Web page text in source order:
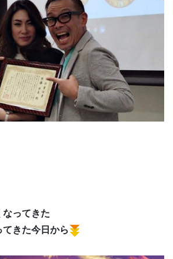
ってきた
きた今日から